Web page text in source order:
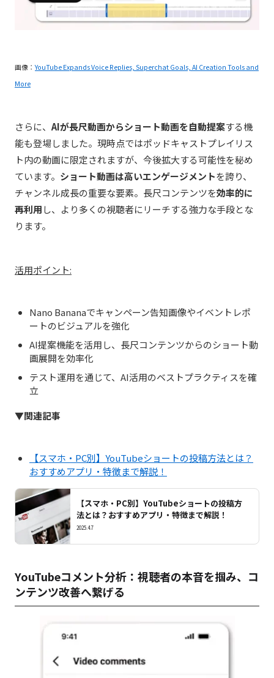
画像：YouTube Expands Voice Replies, Superchat Goals, AI Creation Tools and
More
さらに、 AIが長尺動画からショート動画を自動提案する機
能も登場しました。現時点ではポッドキャストプレイリス
ト内の動画に限定されますが、今後拡大する可能性を秘め
ています。 ショート動画は高いエンゲージメントを誇り、
チャンネル成長の重要な要素。長尺コンテンツを効率的に
再利用し、より多くの視聴者にリーチする強力な手段とな
ります。
活用ポイント:
Nano Bananaでキャンペーン告知画像やイベントレポ
ートのビジュアルを強化
AI提案機能を活用し、長尺コンテンツからのショート動
画展開を効率化
テスト運用を通じて、AI活用のベストプラクティスを確
立
▼関連記事
【スマホ・PC別】YouTubeショートの投稿方法とは？
おすすめアプリ・特徴まで解説！
【スマホ・PC別】YouTubeショートの投稿方
法とは？おすすめアプリ・特徴まで解説！
2025.4.7
YouTubeコメント分析：視聴者の本音を掴み、コ
ンテンツ改善へ繋げる